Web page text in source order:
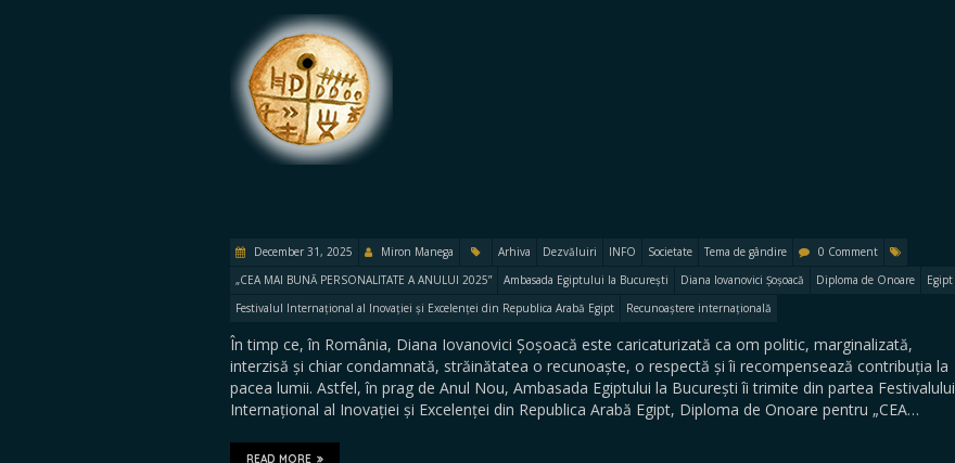
December 31, 2025 Miron Manega Arhiva Dezvăluiri INFO Societate Tema de gândire
0 Comment
„CEA MAI BUNĂ PERSONALITATE A ANULUI 2025”
Ambasada Egiptului la București Diana Iovanovici Șoșoacă Diploma de Onoare
Egipt
Festivalul Internațional al Inovației și Excelenței din Republica Arabă Egipt
Recunoaștere internațională
În timp ce, în România, Diana Iovanovici Șoșoacă este caricaturizată ca om politic, marginalizată,
interzisă și chiar condamnată, străinătatea o recunoaște, o respectă și îi recompensează contribuția la
pacea lumii. Astfel, în prag de Anul Nou, Ambasada Egiptului la București îi trimite din partea Festivalului
Internațional al Inovației și Excelenței din Republica Arabă Egipt, Diploma de Onoare pentru „CEA…
READ MORE